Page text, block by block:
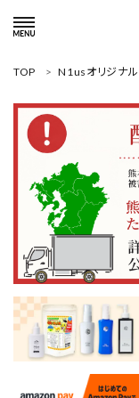
ACCOUNT MENU
meeting_room ログイン
人気商品
カテゴリーから探す
グループ
コンテンツ
TOP N1usオリジナル